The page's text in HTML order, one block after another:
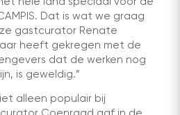
Dat is wat we graag
gastcurator Renate
heeft gekregen met de
dat de werken nog
is geweldig.”
alleen populair bij